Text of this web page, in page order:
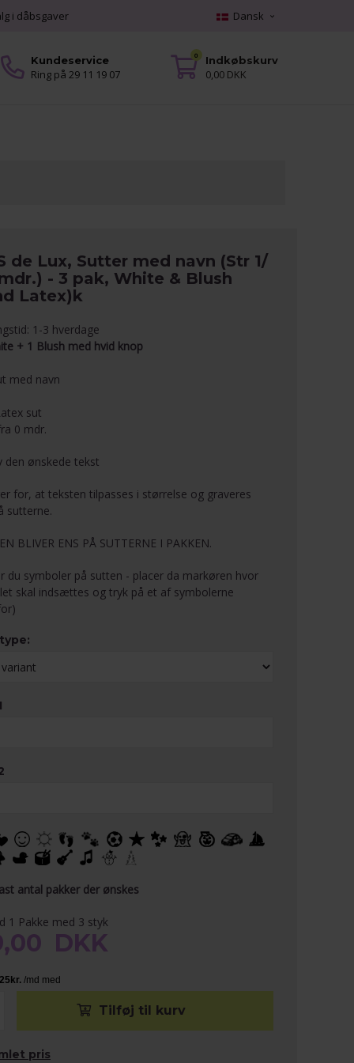
i dåbsgaver Dansk
Kundeservice
Ring på 29 11 19 07
Indkøbskurv
0,00 DKK
0
de Lux, Sutter med navn (Str 1/
- 3 pak, White & Blush
Latex)k
1-3 hverdage
+ 1 Blush med hvid knop
med navn
sut
0 mdr.
den ønskede tekst
for, at teksten tilpasses i størrelse og graveres
sutterne.
BLIVER ENS PÅ SUTTERNE I PAKKEN.
du symboler på sutten - placer da markøren hvor
skal indsættes og tryk på et af symbolerne
antal pakker der ønskes
1 Pakke med 3 styk
DKK
pris